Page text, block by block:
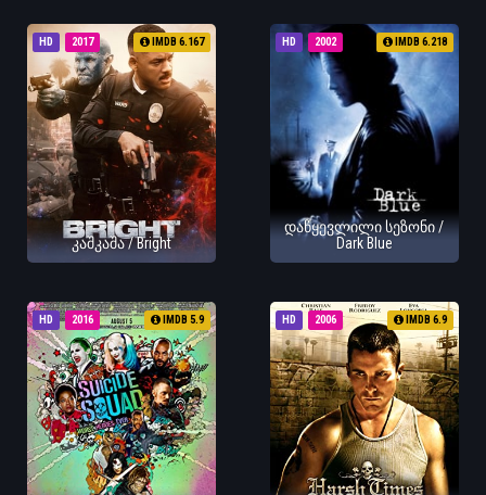
HD 2017 IMDB 6.167
კაშკაშა / Bright
HD 2002 IMDB 6.218
დაწყევლილი სეზონი /
Dark Blue
HD 2016 IMDB 5.9 HD 2006 IMDB 6.9